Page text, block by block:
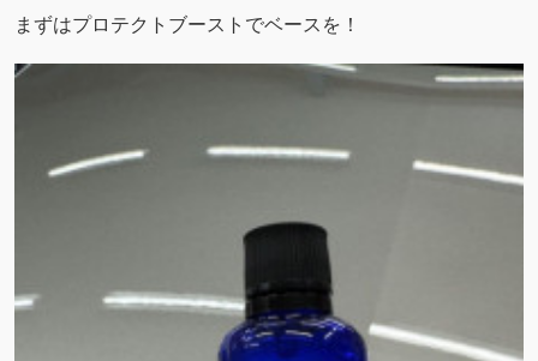
まずはプロテクトブーストでベースを！